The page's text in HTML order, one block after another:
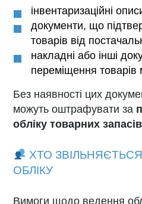
інвентаризаційні
документи, що
товарів від
накладні або інші
переміщення товарів
Без наявності цих
можуть оштрафувати за
обліку товарних запасів
ХТО
ОБЛІКУ
Вимоги щодо ведення